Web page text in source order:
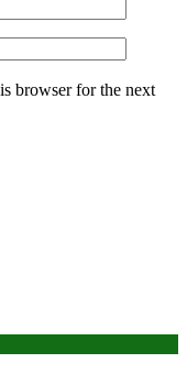
browser for the next